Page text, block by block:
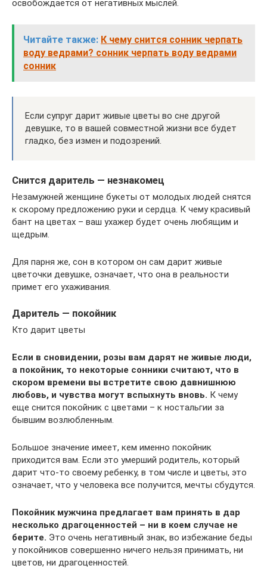
освобождается от негативных мыслей.
Читайте также: К чему снится сонник черпать
воду ведрами? сонник черпать воду ведрами
сонник
Если супруг дарит живые цветы во сне другой
девушке, то в вашей совместной жизни все будет
гладко, без измен и подозрений.
Снится даритель — незнакомец
Незамужней женщине букеты от молодых людей снятся
к скорому предложению руки и сердца. К чему красивый
бант на цветах – ваш ухажер будет очень любящим и
щедрым.
Для парня же, сон в котором он сам дарит живые
цветочки девушке, означает, что она в реальности
примет его ухаживания.
Даритель — покойник
Кто дарит цветы
Если в сновидении, розы вам дарят не живые люди,
а покойник, то некоторые сонники считают, что в
скором времени вы встретите свою давнишнюю
любовь, и чувства могут вспыхнуть вновь. К чему
еще снится покойник с цветами – к ностальгии за
бывшим возлюбленным.
Большое значение имеет, кем именно покойник
приходится вам. Если это умерший родитель, который
дарит что-то своему ребенку, в том числе и цветы, это
означает, что у человека все получится, мечты сбудутся.
Покойник мужчина предлагает вам принять в дар
несколько драгоценностей – ни в коем случае не
берите. Это очень негативный знак, во избежание беды
у покойников совершенно ничего нельзя принимать, ни
цветов, ни драгоценностей.